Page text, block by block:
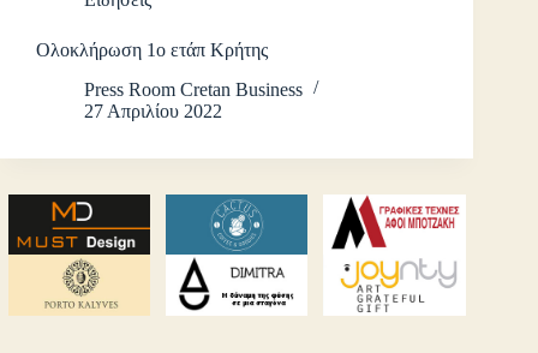
Ολοκλήρωση 1ο ετάπ Κρήτης
Press Room Cretan Business
27 Απριλίου 2022